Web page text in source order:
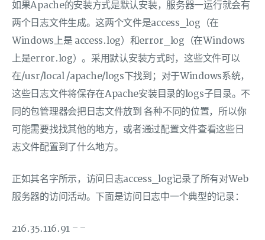
如果Apache的安装方式是默认安装，服务器一运行就会有
两个日志文件生成。这两个文件是access_log（在
Windows上是 access.log）和error_log（在Windows
上是error.log）。采用默认安装方式时，这些文件可以
在/usr/local /apache/logs下找到；对于Windows系统，
这些日志文件将保存在Apache安装目录的logs子目录。不
同的包管理器会把日志文件放到 各种不同的位置，所以你
可能需要找找其他的地方，或者通过配置文件查看这些日
志文件配置到了什么地方。
正如其名字所示，访问日志access_log记录了所有对Web
服务器的访问活动。下面是访问日志中一个典型的记录：
216.35.116.91 – –